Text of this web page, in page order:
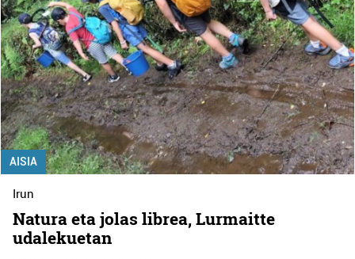
AISIA
Irun
Natura eta jolas librea, Lurmaitte
udalekuetan